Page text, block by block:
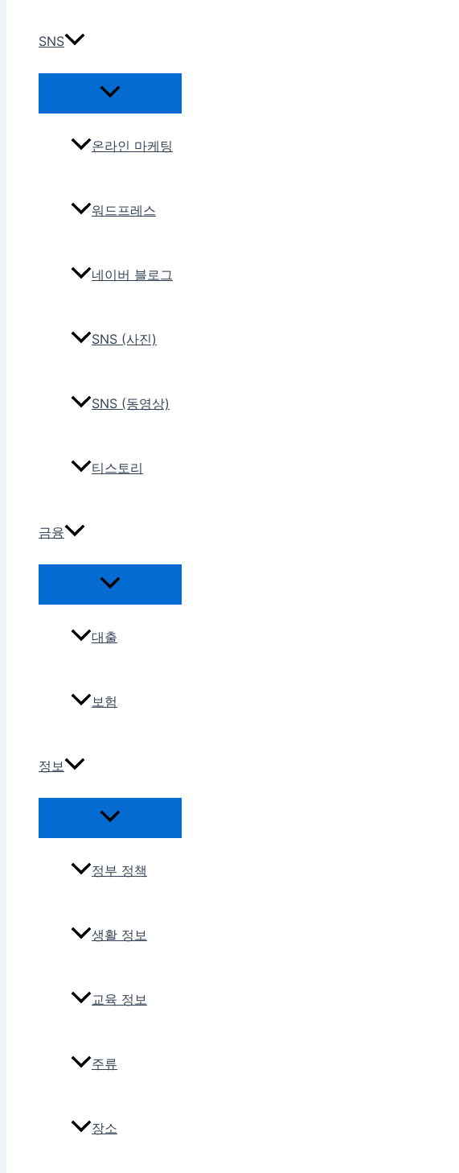
SNS
온라인 마케팅
워드프레스
네이버 블로그
SNS (사진)
SNS (동영상)
티스토리
금융
대출
보험
정보
정부 정책
생활 정보
교육 정보
주류
장소